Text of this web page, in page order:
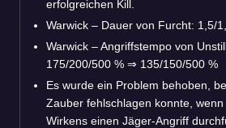
erfolgreichen Kill.
Warwick – Dauer von Furcht: 1,5/
Warwick – Angriffstempo von
175/200/500 % ⇒ 135/150/500 %
Es wurde ein Problem behoben,
Zauber fehlschlagen konnte,
Wirkens einen Jäger-Angriff